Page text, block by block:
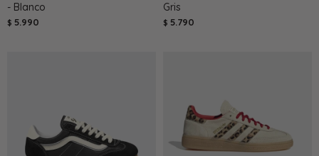
- Blanco
$ 5.990
Gris
$ 5.790